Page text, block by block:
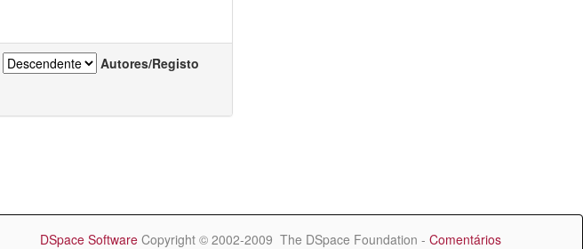
Autores/Registo
DSpace Software Copyright © 2002-2009 The DSpace Foundation - Comentários